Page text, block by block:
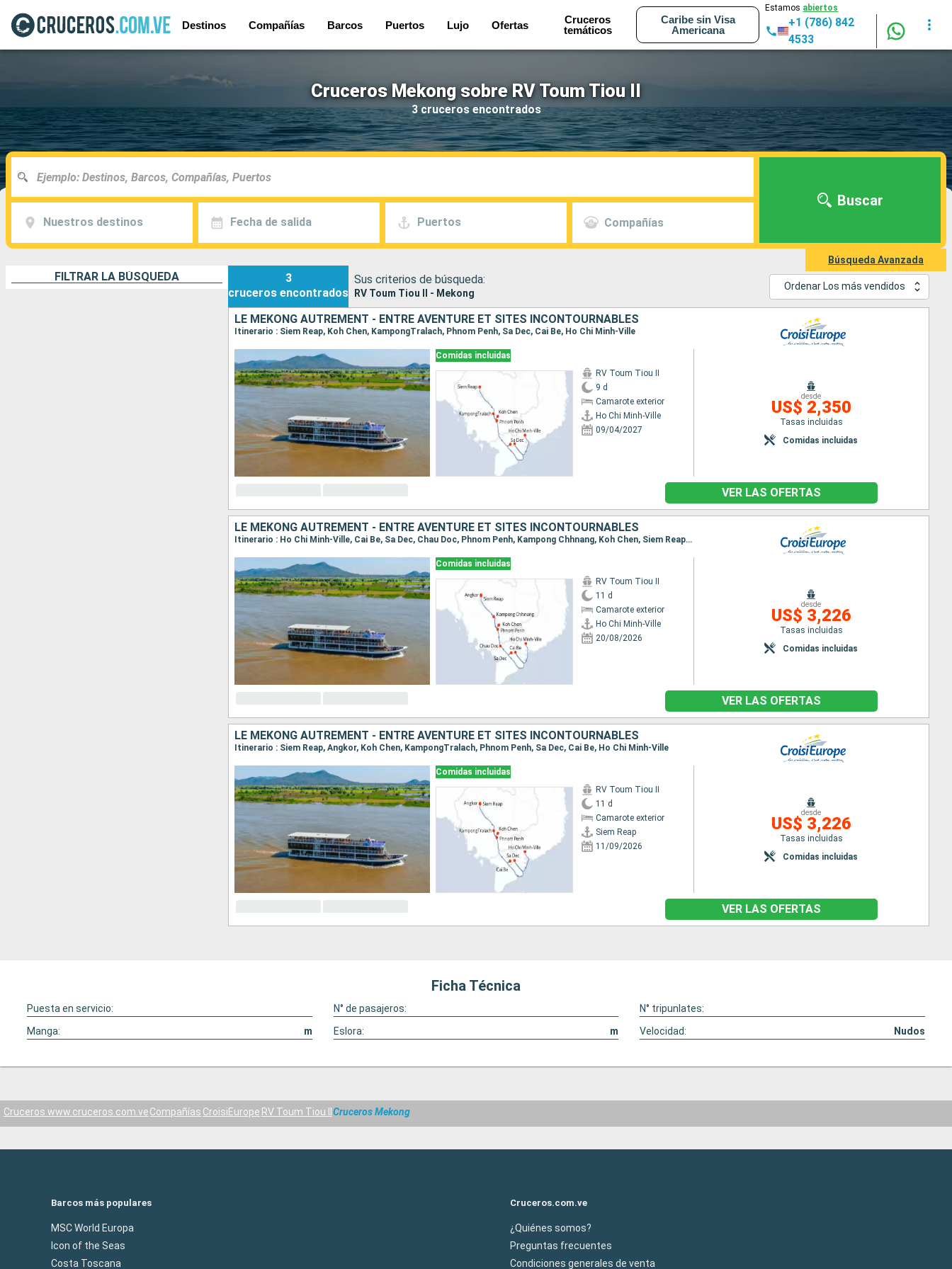
Destinos Compañías Barcos Puertos Lujo Ofertas
Cruceros
temáticos
Caribe sin Visa
Americana
Estamos abiertos
+1 (786) 842
4533
Cruceros Mekong sobre RV Toum Tiou II
3 cruceros encontrados
Nuestros destinos Fecha de salida Puertos Compañías
Buscar
Búsqueda Avanzada
FILTRAR LA BÚSQUEDA
3
cruceros encontrados
Sus criterios de búsqueda:
RV Toum Tiou II - Mekong
Ordenar Los más vendidos
LE MÉKONG AUTREMENT - ENTRE AVENTURE ET SITES INCONTOURNABLES
Itinerario : Siem Reap, Koh Chen, KampongTralach, Phnom Penh, Sa Dec, Cai Be, Ho Chi Minh-Ville
Comidas incluidas
RV Toum Tiou II
9 d
Camarote exterior
Ho Chi Minh-Ville
09/04/2027
desde
US$ 2,350
Tasas incluidas
Comidas incluidas
VER LAS OFERTAS
LE MÉKONG AUTREMENT - ENTRE AVENTURE ET SITES INCONTOURNABLES
Itinerario : Ho Chi Minh-Ville, Cai Be, Sa Dec, Chau Doc, Phnom Penh, Kampong Chhnang, Koh Chen, Siem Reap, Angkor, Siem Reap, Angkor
Comidas incluidas
RV Toum Tiou II
11 d
Camarote exterior
Ho Chi Minh-Ville
20/08/2026
desde
US$ 3,226
Tasas incluidas
Comidas incluidas
VER LAS OFERTAS
LE MÉKONG AUTREMENT - ENTRE AVENTURE ET SITES INCONTOURNABLES
Itinerario : Siem Reap, Angkor, Koh Chen, KampongTralach, Phnom Penh, Sa Dec, Cai Be, Ho Chi Minh-Ville
Comidas incluidas
RV Toum Tiou II
11 d
Camarote exterior
Siem Reap
11/09/2026
desde
US$ 3,226
Tasas incluidas
Comidas incluidas
VER LAS OFERTAS
Ficha Técnica
Puesta en servicio: N° de pasajeros:
N° tripunlates:
Manga:
m Eslora: m Velocidad: Nudos
Cruceros www.cruceros.com.veCompañías CroisiEurope RV Toum Tiou II Cruceros Mekong
Barcos más populares
MSC World Europa
Icon of the Seas
Costa Toscana
Cruceros.com.ve
¿Quiénes somos?
Preguntas frecuentes
Condiciones generales de venta